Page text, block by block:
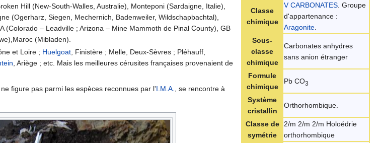
Classe
chimique
V CARBONATES . Groupe
d'appartenance :
Aragonite
Sous-
classe
chimique
Carbonates anhydres
sans anion étranger
Formule
chimique
Pb CO3
Système
cristallin
Orthorhombique.
Classe de
symétrie
2/m 2/m 2/m Holoédrie
orthorhombique
Hill (New-South-Walles, Australie), Monteponi (Sardaigne, Italie),
(Ogerharz, Siegen, Mechernich, Badenweiler, Wildschapbachtal),
(Colorado – Leadville ; Arizona – Mine Mammoth de Pinal County), GB
(Mibladen).
et Loire ; Huelgoat , Finistère ; Melle, Deux-Sèvres ; Pléhauff,
, Ariège ; etc. Mais les meilleures cérusites françaises provenaient de
figure pas parmi les espèces reconnues par l'I.M.A.
, se rencontre à